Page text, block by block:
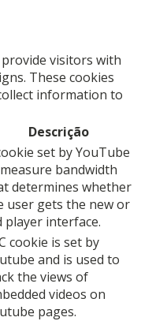
visitors with
These cookies
information to
Descrição
set by YouTube
bandwidth
determines whether
user gets the new or
player interface.
cookie is set by
and is used to
the views of
videos on
pages.